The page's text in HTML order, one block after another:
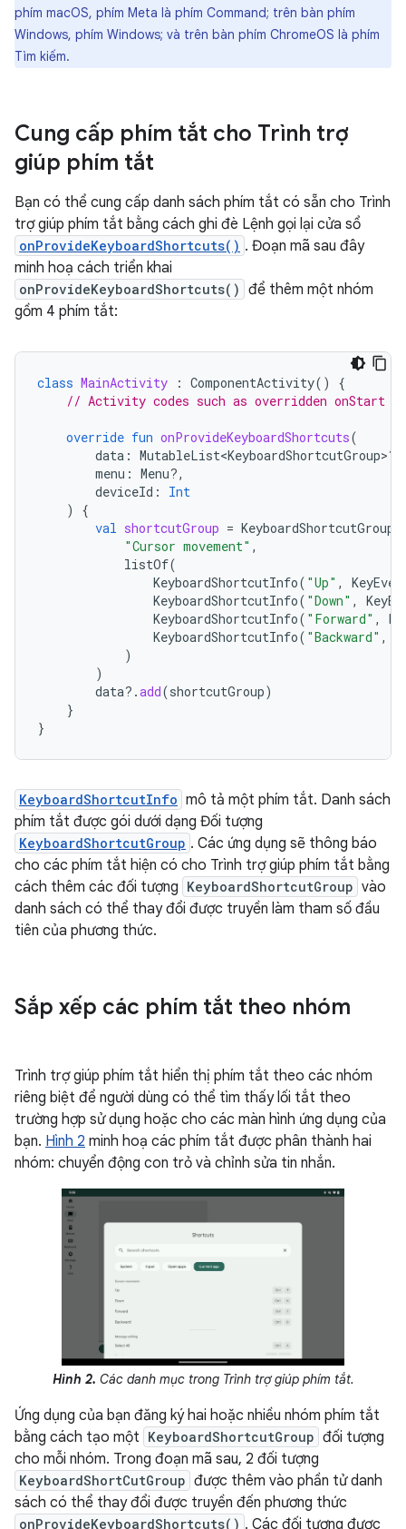
phím macOS, phím Meta là phím Command; trên bàn phím
Windows, phím Windows; và trên bàn phím ChromeOS là phím
Tìm kiếm.
Cung cấp phím tắt cho Trình trợ
giúp phím tắt
Bạn có thể cung cấp danh sách phím tắt có sẵn cho Trình
trợ giúp phím tắt bằng cách ghi đè Lệnh gọi lại cửa sổ
onProvideKeyboardShortcuts() . Đoạn mã sau đây
minh hoạ cách triển khai
onProvideKeyboardShortcuts() để thêm một nhóm
gồm 4 phím tắt:
class MainActivity : ComponentActivity()
{
// Activity codes such as overridden onStart
override fun onProvideKeyboardShortcuts(
data : MutableList<KeyboardShortcutGroup>?,
menu : Menu?,
deviceId :
Int
)
{
val shortcutGroup = KeyboardShortcutGroup
"Cursor movement" ,
listOf(
KeyboardShortcutInfo( "Up" ,
KeyboardShortcutInfo( "Down" ,
KeyboardShortcutInfo( "Forward" ,
KeyboardShortcutInfo( "Backward" ,
)
)
data?.add(shortcutGroup)
}
}
KeyboardShortcutInfo mô tả một phím tắt. Danh sách
phím tắt được gói dưới dạng Đối tượng
KeyboardShortcutGroup . Các ứng dụng sẽ thông báo
cho các phím tắt hiện có cho Trình trợ giúp phím tắt bằng
cách thêm các đối tượng KeyboardShortcutGroup vào
danh sách có thể thay đổi được truyền làm tham số đầu
tiên của phương thức.
Sắp xếp các phím tắt theo nhóm
Trình trợ giúp phím tắt hiển thị phím tắt theo các nhóm
riêng biệt để người dùng có thể tìm thấy lối tắt theo
trường hợp sử dụng hoặc cho các màn hình ứng dụng của
bạn. Hình 2 minh hoạ các phím tắt được phân thành hai
nhóm: chuyển động con trỏ và chỉnh sửa tin nhắn.
Hình 2. Các danh mục trong Trình trợ giúp phím tắt.
Ứng dụng của bạn đăng ký hai hoặc nhiều nhóm phím tắt
bằng cách tạo một KeyboardShortcutGroup đối tượng
cho mỗi nhóm. Trong đoạn mã sau, 2 đối tượng
KeyboardShortCutGroup được thêm vào phần tử danh
sách có thể thay đổi được truyền đến phương thức
onProvideKeyboardShortcuts() . Các đối tượng được